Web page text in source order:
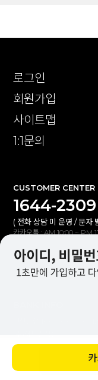
로그인
회원가입
사이트맵
1:1문의
CUSTOMER CENTER
1644-2309
( 전화 상담 미 운영 / 문자
카카오톡 : AM 10:00 ~ PM
점심시간 : PM 12:00 ~ PM
(토,일,공휴일 휴무)
입금자명 불일치 시 자동 연
고객센터(카톡,1:1문의)로 확